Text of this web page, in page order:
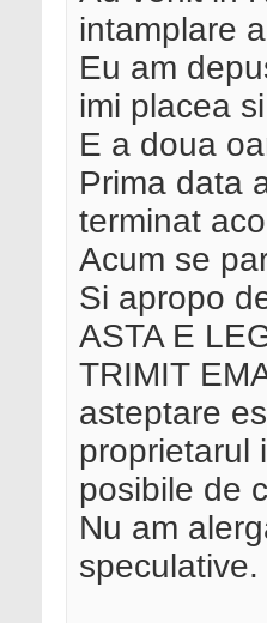
intamplare
Eu am
imi placea
E a doua
Prima data
terminat
Acum se
Si apropo
ASTA E
TRIMIT
asteptare
proprietarul
posibile de
Nu am